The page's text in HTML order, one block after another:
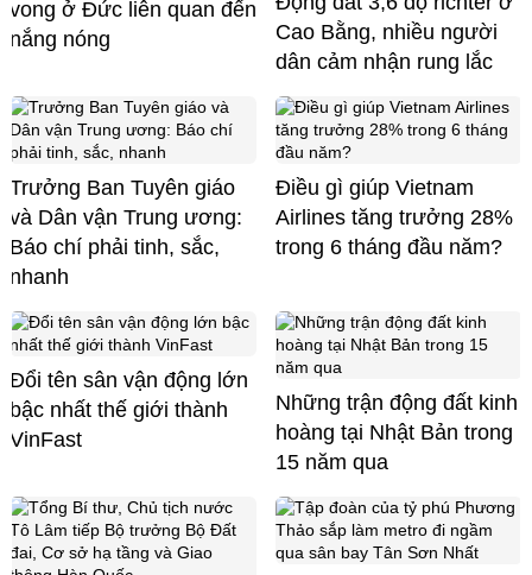
vong ở Đức liên quan đến
nắng nóng
Cao Bằng, nhiều người
dân cảm nhận rung lắc
Trưởng Ban Tuyên giáo
và Dân vận Trung ương:
Báo chí phải tinh, sắc,
nhanh
Điều gì giúp Vietnam
Airlines tăng trưởng 28%
trong 6 tháng đầu năm?
Đổi tên sân vận động lớn
bậc nhất thế giới thành
VinFast
Những trận động đất kinh
hoàng tại Nhật Bản trong
15 năm qua